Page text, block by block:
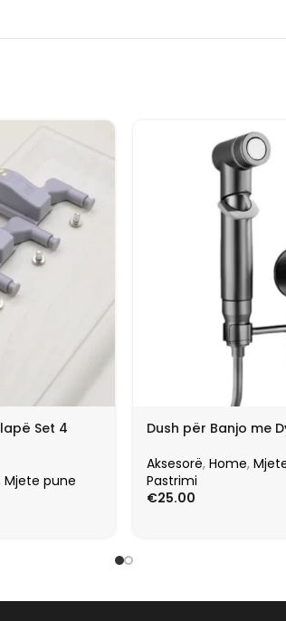
Set 4
Mjete pune
Dush për Banjo me
Aksesorë, Home,
Pastrimi
€25.00